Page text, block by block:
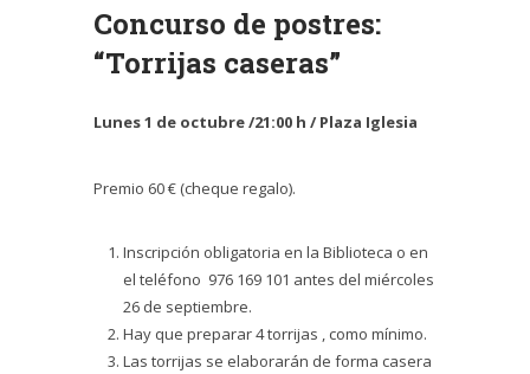
Concurso de postres:
“Torrijas caseras”
Lunes 1 de octubre /21:00 h / Plaza Iglesia
Premio 60 € (cheque regalo).
Inscripción obligatoria en la Biblioteca o en
el teléfono 976 169 101 antes del miércoles
26 de septiembre.
Hay que preparar 4 torrijas , como mínimo.
Las torrijas se elaborarán de forma casera